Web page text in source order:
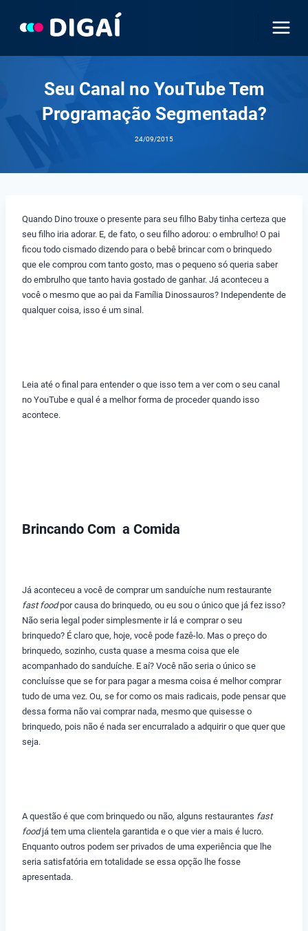
Seu Canal no YouTube Tem
Programação Segmentada?
24/09/2015
Quando Dino trouxe o presente para seu filho Baby tinha certeza que
seu filho iria adorar. E, de fato, o seu filho adorou: o embrulho! O pai
ficou todo cismado dizendo para o bebê brincar com o brinquedo
que ele comprou com tanto gosto, mas o pequeno só queria saber
do embrulho que tanto havia gostado de ganhar. Já aconteceu a
você o mesmo que ao pai da Família Dinossauros? Independente de
qualquer coisa, isso é um sinal.
Leia até o final para entender o que isso tem a ver com o seu canal
no YouTube e qual é a melhor forma de proceder quando isso
acontece.
Brincando Com a Comida
Já aconteceu a você de comprar um sanduíche num restaurante
fast foodpor causa do brinquedo, ou eu sou o único que já fez isso?
Não seria legal poder simplesmente ir lá e comprar o seu
brinquedo? É claro que, hoje, você pode fazê-lo. Mas o preço do
brinquedo, sozinho, custa quase a mesma coisa que ele
acompanhado do sanduíche. E aí? Você não seria o único se
concluísse que se for para pagar a mesma coisa é melhor comprar
tudo de uma vez. Ou, se for como os mais radicais, pode pensar que
dessa forma não vai comprar nada, mesmo que quisesse o
brinquedo, pois não é nada ser encurralado a adquirir o que quer que
seja.
A questão é que com brinquedo ou não, alguns restaurantes fast
foodjá tem uma clientela garantida e o que vier a mais é lucro.
Enquanto outros podem ser privados de uma experiência que lhe
seria satisfatória em totalidade se essa opção lhe fosse
apresentada.